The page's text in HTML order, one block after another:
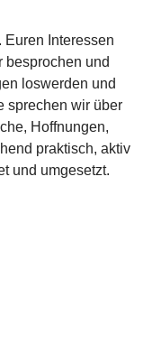
Euren Interessen
besprochen und
loswerden und
sprechen wir über
Hoffnungen,
praktisch, aktiv
und umgesetzt.